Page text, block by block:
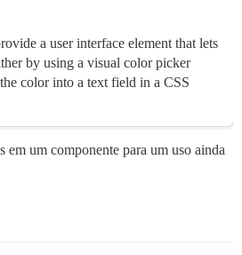
a user interface element that lets
by using a visual color picker
color into a text field in a CSS
em um componente para um uso ainda